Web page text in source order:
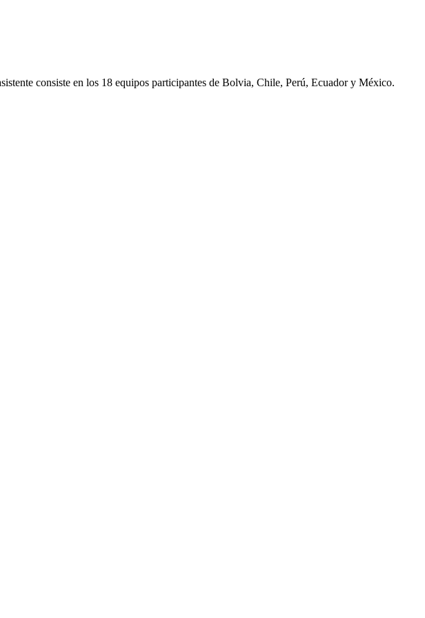
consiste en los 18 equipos participantes de Bolvia, Chile, Perú, Ecuador y México.